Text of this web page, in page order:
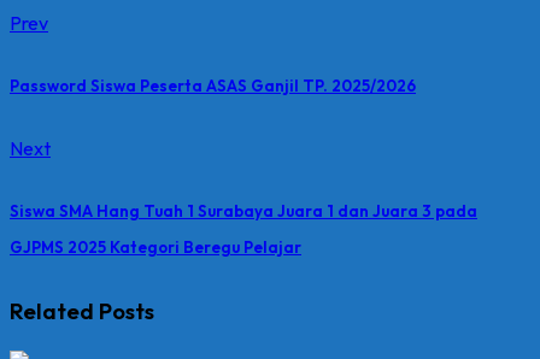
Prev
Password Siswa Peserta ASAS Ganjil TP. 2025/2026
Next
Siswa SMA Hang Tuah 1 Surabaya Juara 1 dan Juara 3 pada
GJPMS 2025 Kategori Beregu Pelajar
Related Posts